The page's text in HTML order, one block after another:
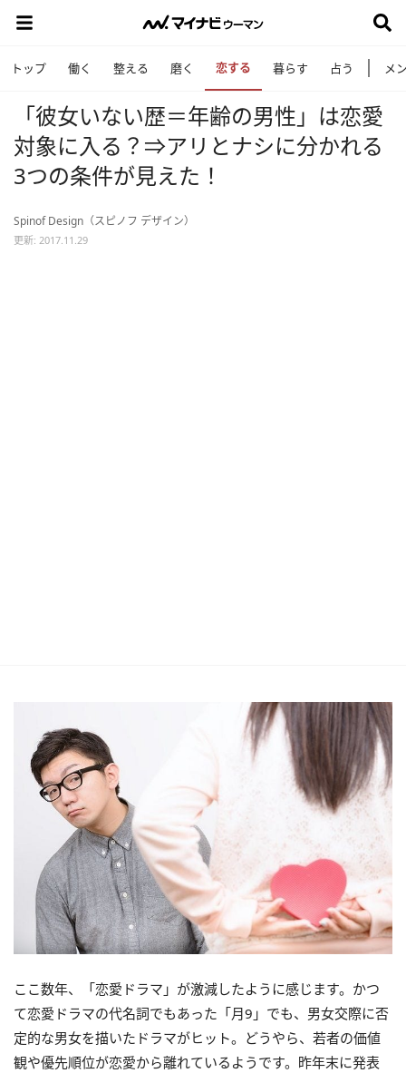
トップ 働く 整える 磨く 恋する 暮らす 占う メ
「彼女いない歴＝年齢の男性」は恋愛
対象に入る？⇒アリとナシに分かれる
3つの条件が見えた！
Spinof Design（スピノフ デザイン）
更新: 2017.11.29
ここ数年、「恋愛ドラマ」が激減したように感じます。かつ
て恋愛ドラマの代名詞でもあった「月9」でも、男女交際に否
定的な男女を描いたドラマがヒット。どうやら、若者の価値
観や優先順位が恋愛から離れているようです。昨年末に発表